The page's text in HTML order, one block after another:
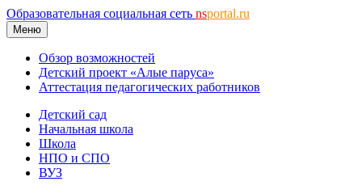
Образовательная социальная сеть nsportal.ru
Меню
Обзор возможностей
Детский проект «Алые паруса»
Аттестация педагогических работников
Детский сад
Начальная школа
Школа
НПО и СПО
ВУЗ